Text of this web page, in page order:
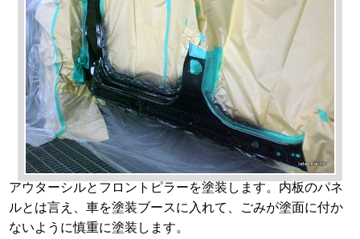
アウターシルとフロントピラーを塗装します。内板のパネ
ルとは言え、車を塗装ブースに入れて、ごみが塗面に付か
ないように慎重に塗装します。